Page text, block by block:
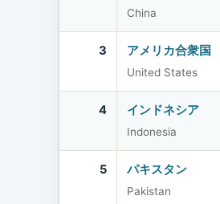
China
3 アメリカ合衆国
United States
4 インドネシア
Indonesia
5 パキスタン
Pakistan